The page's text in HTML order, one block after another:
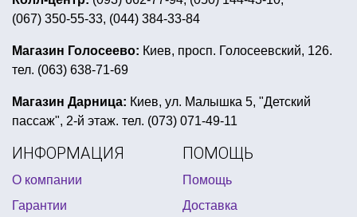
головной убор для гангстерской вечеринки
вечеринка в японском стиле
цветная вечеринка
карнавальные парики киев
набор для дня рождения черепашки ниндзя
букет из фольгированных шаров
маленькие воздушные шарики купить
ведьмина шляпа купить
день рождения в стиле микки маус гирлянды киев
(067) 350-55-33, (044) 384-33-84
Магазин Голосеево: Киев, просп. Голосеевский, 126.
тел. (063) 638-71-69
Магазин Дарница: Киев, ул. Малышка 5, "Детский
пассаж", 2-й этаж. тел. (073) 071-49-11
ИНФОРМАЦИЯ
О компании
Гарантии
ПОМОЩЬ
Помощь
Доставка